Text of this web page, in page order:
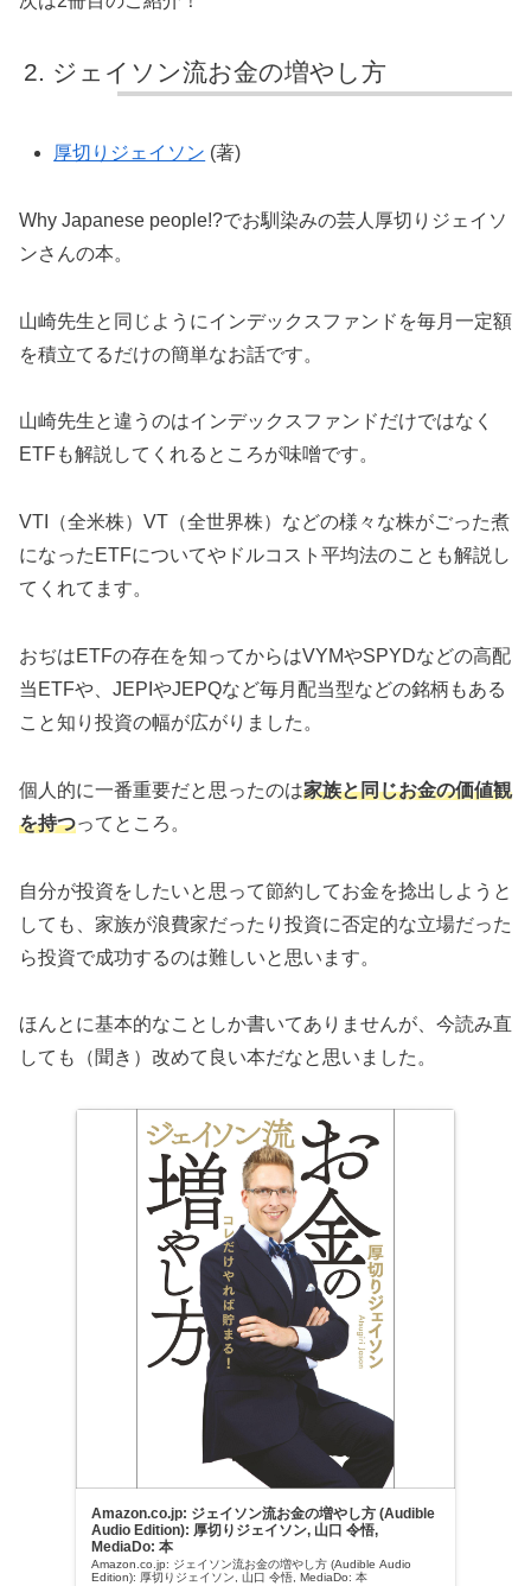
ジェイソン流お金の増やし方
厚切りジェイソン (著)
Why Japanese people!?でお馴染みの芸人厚切りジェイソ
ンさんの本。
山崎先生と同じようにインデックスファンドを毎月一定額
を積立てるだけの簡単なお話です。
山崎先生と違うのはインデックスファンドだけではなく
ETFも解説してくれるところが味噌です。
VTI（全米株）VT（全世界株）などの様々な株がごった煮
になったETFについてやドルコスト平均法のことも解説し
てくれてます。
おぢはETFの存在を知ってからはVYMやSPYDなどの高配
当ETFや、JEPIやJEPQなど毎月配当型などの銘柄もある
こと知り投資の幅が広がりました。
個人的に一番重要だと思ったのは家族と同じお金の価値観
を持つってところ。
自分が投資をしたいと思って節約してお金を捻出しようと
しても、家族が浪費家だったり投資に否定的な立場だった
ら投資で成功するのは難しいと思います。
ほんとに基本的なことしか書いてありませんが、今読み直
しても（聞き）改めて良い本だなと思いました。
Amazon.co.jp: ジェイソン流お金の増やし方 (Audible
Audio Edition): 厚切りジェイソン, 山口 令悟,
MediaDo: 本
Amazon.co.jp: ジェイソン流お金の増やし方 (Audible Audio
Edition): 厚切りジェイソン, 山口 令悟, MediaDo: 本